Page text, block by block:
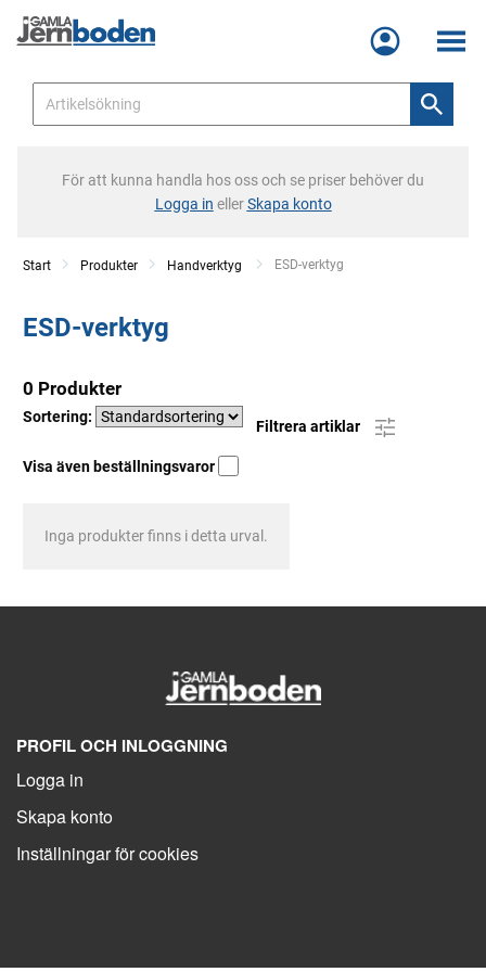
Meny
För att kunna handla hos oss och se priser behöver du
Logga in ellerSkapa konto
Start Produkter Handverktyg Current:
ESD-verktyg
ESD-verktyg
0 Produkter
Sortering:
Filtrera artiklar
Visa även beställningsvaror
Inga produkter finns i detta urval.
PROFIL OCH INLOGGNING
Logga in
Skapa konto
Inställningar för cookies